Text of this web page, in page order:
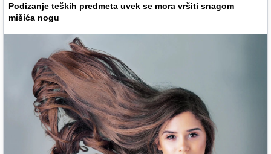
Podizanje teških predmeta uvek se mora vršiti snagom
mišića nogu